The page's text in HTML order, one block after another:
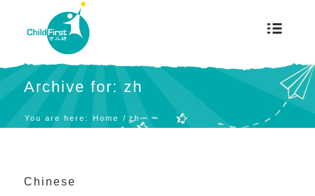
Archive for: zh
You are here: Home / zh
Chinese